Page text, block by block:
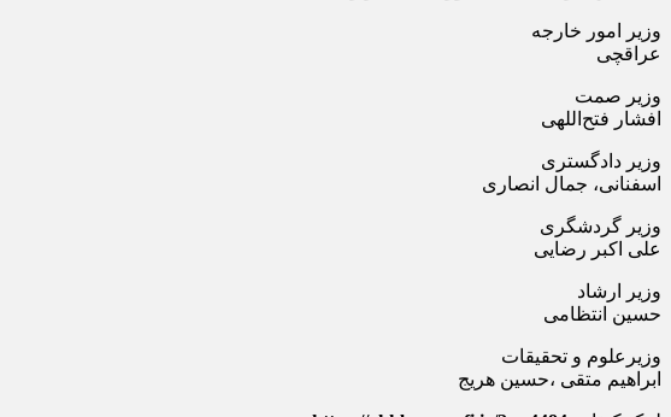
وزیر امور خارجه
عراقچی
وزیر صمت
افشار فتح‌اللهی
وزیر دادگستری
اسفنانی، جمال انصاری
وزیر گردشگری
علی اکبر رضایی
وزیر ارشاد
حسین انتظامی
وزیرعلوم و تحقیقات
ابراهیم متقی ،حسین هریج